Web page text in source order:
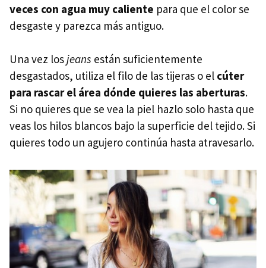
veces con agua muy caliente para que el color se
desgaste y parezca más antiguo.
Una vez losjeans están suficientemente
desgastados, utiliza el filo de las tijeras o el cúter
para rascar el área dónde quieres las aberturas.
Si no quieres que se vea la piel hazlo solo hasta que
veas los hilos blancos bajo la superficie del tejido. Si
quieres todo un agujero continúa hasta atravesarlo.